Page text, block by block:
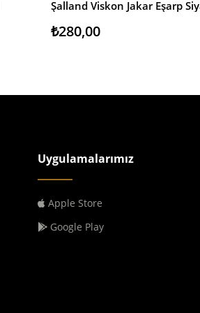
SEPETE EKLE
Şalland Viskon Jakar Eşarp
₺280,00
Uygulamalarımız
Apple Store
Google Play